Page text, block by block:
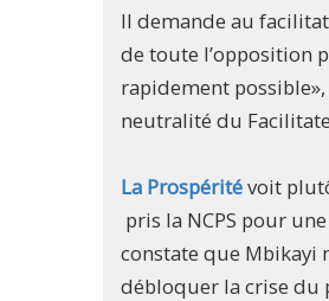
Il demande au
de toute l’opposition
rapidement
neutralité du
La Prospéritévoit
pris la NCPS pour
constate que Mbikayi
débloquer la crise du